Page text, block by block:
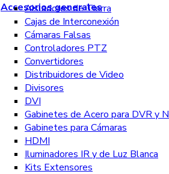
Accesorios generales
Aisladores de Tierra
Cajas de Interconexión
Cámaras Falsas
Controladores PTZ
Convertidores
Distribuidores de Video
Divisores
DVI
Gabinetes de Acero para DVR y
Gabinetes para Cámaras
HDMI
Iluminadores IR y de Luz Blanca
Kits Extensores